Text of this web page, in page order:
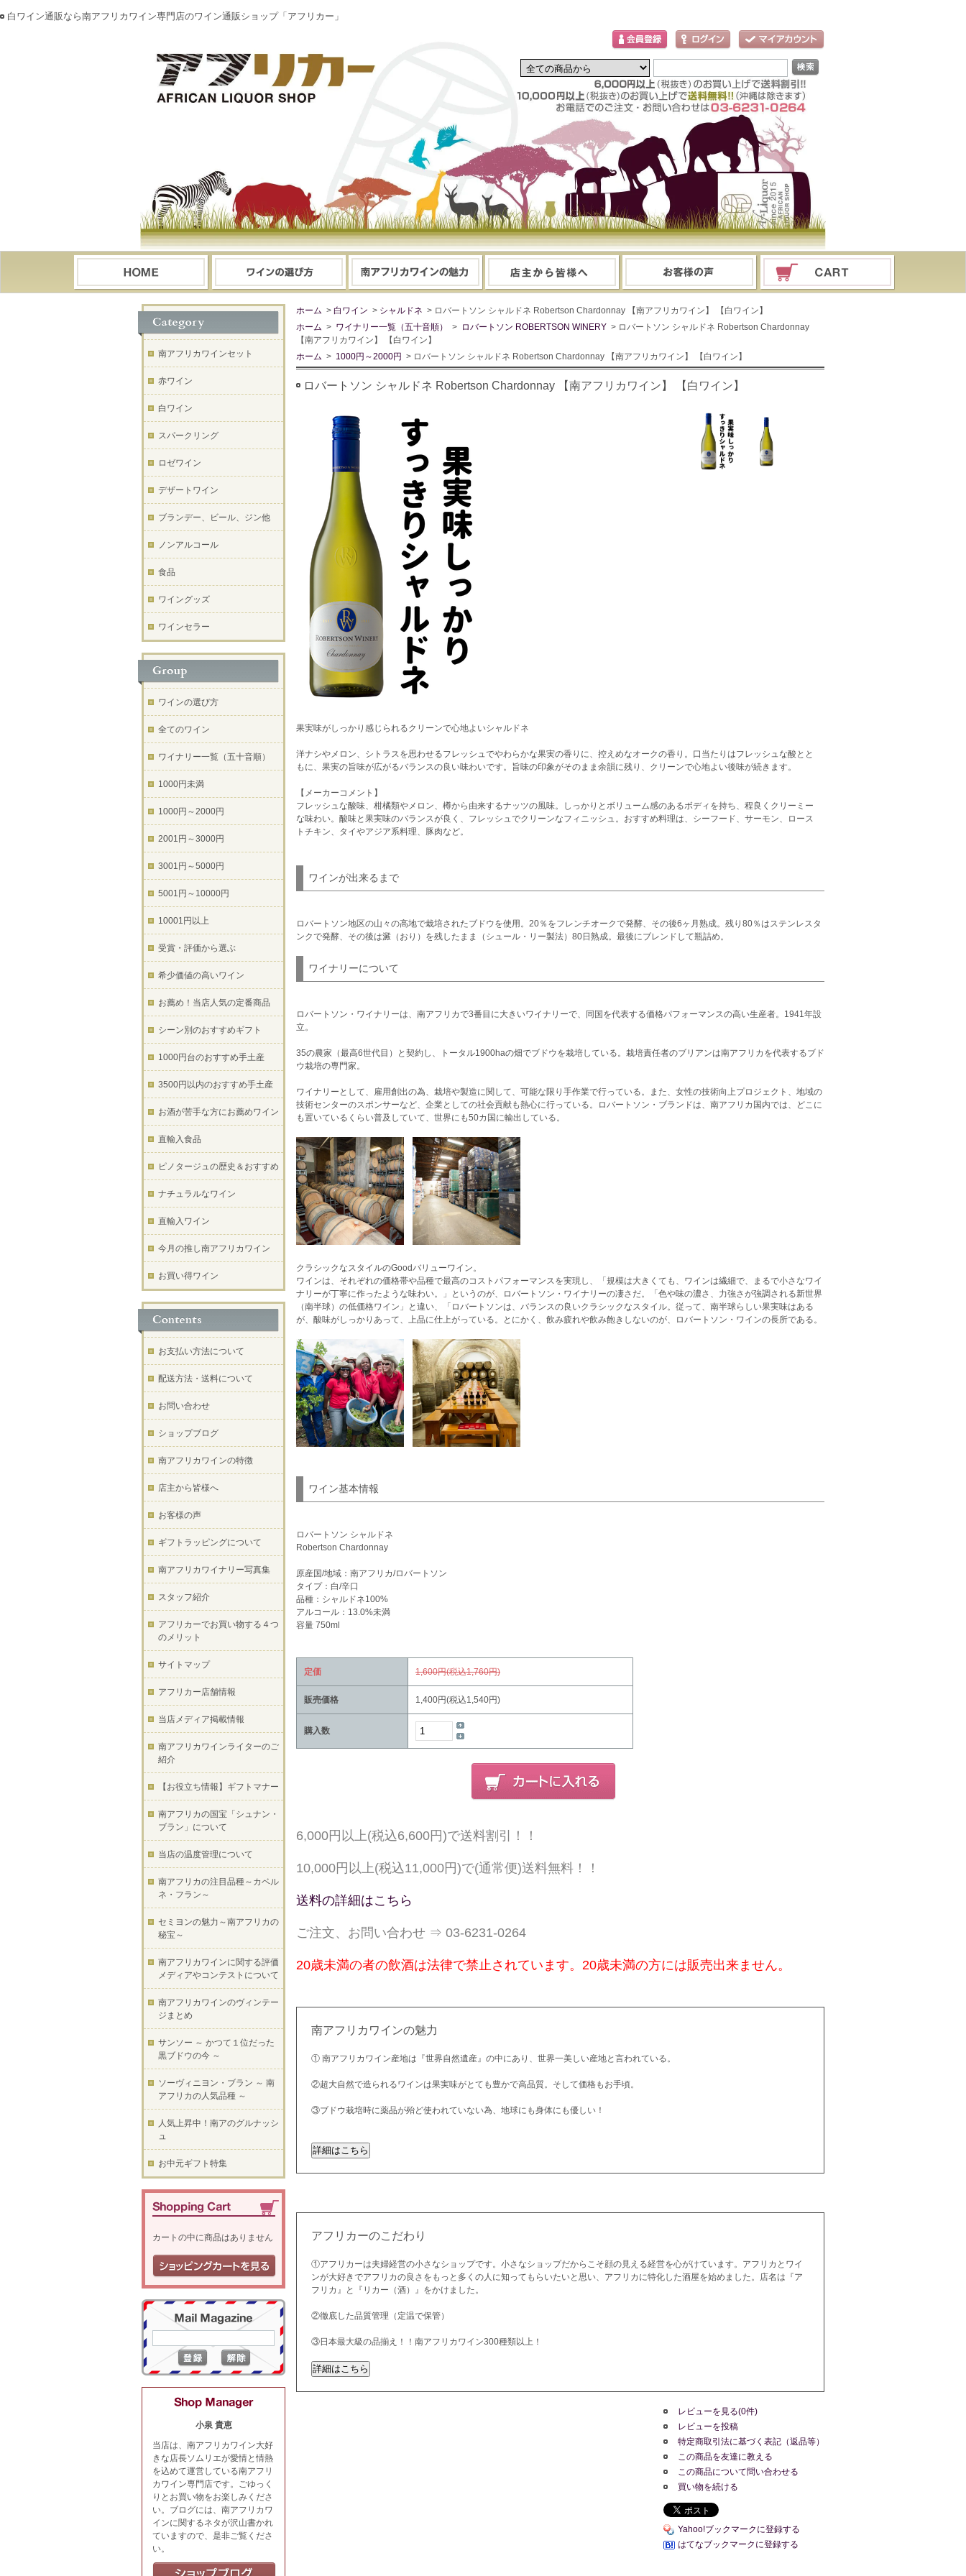
白ワイン通販なら南アフリカワイン専門店のワイン通販ショップ「アフリカー」
ホーム > 白ワイン > シャルドネ > ロバートソン シャルドネ Robertson Chardonnay 【南アフリカワイン】 【白ワイン】
ホーム > ワイナリー一覧（五十音順） > ロバートソン ROBERTSON WINERY > ロバートソン シャルドネ Robertson Chardonnay
【南アフリカワイン】 【白ワイン】
ホーム > 1000円～2000円 > ロバートソン シャルドネ Robertson Chardonnay 【南アフリカワイン】 【白ワイン】
ロバートソン シャルドネ Robertson Chardonnay 【南アフリカワイン】 【白ワイン】
果実味がしっかり感じられるクリーンで心地よいシャルドネ
洋ナシやメロン、シトラスを思わせるフレッシュでやわらかな果実の香りに、控えめなオークの香り。口当たりはフレッシュな酸とと
もに、果実の旨味が広がるバランスの良い味わいです。旨味の印象がそのまま余韻に残り、クリーンで心地よい後味が続きます。
【メーカーコメント】
フレッシュな酸味、柑橘類やメロン、樽から由来するナッツの風味。しっかりとボリューム感のあるボディを持ち、程良くクリーミー
な味わい。酸味と果実味のバランスが良く、フレッシュでクリーンなフィニッシュ。おすすめ料理は、シーフード、サーモン、ロース
トチキン、タイやアジア系料理、豚肉など。
ワインが出来るまで
ロバートソン地区の山々の高地で栽培されたブドウを使用。20％をフレンチオークで発酵、その後6ヶ月熟成。残り80％はステンレスタ
ンクで発酵、その後は澱（おり）を残したまま（シュール・リー製法）80日熟成。最後にブレンドして瓶詰め。
ワイナリーについて
ロバートソン・ワイナリーは、南アフリカで3番目に大きいワイナリーで、同国を代表する価格パフォーマンスの高い生産者。1941年設
立。
35の農家（最高6世代目）と契約し、トータル1900haの畑でブドウを栽培している。栽培責任者のブリアンは南アフリカを代表するブド
ウ栽培の専門家。
ワイナリーとして、雇用創出の為、栽培や製造に関して、可能な限り手作業で行っている。また、女性の技術向上プロジェクト、地域の
技術センターのスポンサーなど、企業としての社会貢献も熱心に行っている。ロバートソン・ブランドは、南アフリカ国内では、どこに
も置いているくらい普及していて、世界にも50カ国に輸出している。
クラシックなスタイルのGoodバリューワイン。
ワインは、それぞれの価格帯や品種で最高のコストパフォーマンスを実現し、「規模は大きくても、ワインは繊細で、まるで小さなワイ
ナリーが丁寧に作ったような味わい。」というのが、ロバートソン・ワイナリーの凄さだ。「色や味の濃さ、力強さが強調される新世界
（南半球）の低価格ワイン」と違い、「ロバートソンは、バランスの良いクラシックなスタイル。従って、南半球らしい果実味はある
が、酸味がしっかりあって、上品に仕上がっている。とにかく、飲み疲れや飲み飽きしないのが、ロバートソン・ワインの長所である。
ワイン基本情報
ロバートソン シャルドネ
Robertson Chardonnay
原産国/地域：南アフリカ/ロバートソン
タイプ：白/辛口
品種：シャルドネ100%
アルコール：13.0%未満
容量 750ml
定価 1,600円(税込1,760円)
販売価格 1,400円(税込1,540円)
購入数
6,000円以上(税込6,600円)で送料割引！！
10,000円以上(税込11,000円)で(通常便)送料無料！！
送料の詳細はこちら
ご注文、お問い合わせ ⇒ 03-6231-0264
20歳未満の者の飲酒は法律で禁止されています。20歳未満の方には販売出来ません。
南アフリカワインの魅力
① 南アフリカワイン産地は『世界自然遺産』の中にあり、世界一美しい産地と言われている。
②超大自然で造られるワインは果実味がとても豊かで高品質。そして価格もお手頃。
③ブドウ栽培時に薬品が殆ど使われていない為、地球にも身体にも優しい！
アフリカーのこだわり
①アフリカーは夫婦経営の小さなショップです。小さなショップだからこそ顔の見える経営を心がけています。アフリカとワイ
ンが大好きでアフリカの良さをもっと多くの人に知ってもらいたいと思い、アフリカに特化した酒屋を始めました。店名は『ア
フリカ』と『リカー（酒）』をかけました。
②徹底した品質管理（定温で保管）
③日本最大級の品揃え！！南アフリカワイン300種類以上！
レビューを見る(0件)
レビューを投稿
特定商取引法に基づく表記（返品等）
この商品を友達に教える
この商品について問い合わせる
買い物を続ける
Yahoo!ブックマークに登録する
はてなブックマークに登録する
南アフリカワインセット
赤ワイン
白ワイン
スパークリング
ロゼワイン
デザートワイン
ブランデー、ビール、ジン他
ノンアルコール
食品
ワイングッズ
ワインセラー
ワインの選び方
全てのワイン
ワイナリー一覧（五十音順）
1000円未満
1000円～2000円
2001円～3000円
3001円～5000円
5001円～10000円
10001円以上
受賞・評価から選ぶ
希少価値の高いワイン
お薦め！当店人気の定番商品
シーン別のおすすめギフト
1000円台のおすすめ手土産
3500円以内のおすすめ手土産
お酒が苦手な方にお薦めワイン
直輸入食品
ピノタージュの歴史＆おすすめ
ナチュラルなワイン
直輸入ワイン
今月の推し南アフリカワイン
お買い得ワイン
お支払い方法について
配送方法・送料について
お問い合わせ
ショップブログ
南アフリカワインの特徴
店主から皆様へ
お客様の声
ギフトラッピングについて
南アフリカワイナリー写真集
スタッフ紹介
アフリカーでお買い物する４つ
のメリット
サイトマップ
アフリカー店舗情報
当店メディア掲載情報
南アフリカワインライターのご
紹介
【お役立ち情報】ギフトマナー
南アフリカの国宝「シュナン・
ブラン」について
当店の温度管理について
南アフリカの注目品種～カベル
ネ・フラン～
セミヨンの魅力～南アフリカの
秘宝～
南アフリカワインに関する評価
メディアやコンテストについて
南アフリカワインのヴィンテー
ジまとめ
サンソー ～ かつて１位だった
黒ブドウの今 ～
ソーヴィニヨン・ブラン ～ 南
アフリカの人気品種 ～
人気上昇中！南アのグルナッシ
ュ
お中元ギフト特集
カートの中に商品はありません
小泉 貴恵
当店は、南アフリカワイン大好
きな店長ソムリエが愛情と情熱
を込めて運営している南アフリ
カワイン専門店です。ごゆっく
りとお買い物をお楽しみくださ
い。ブログには、南アフリカワ
インに関するネタが沢山書かれ
ていますので、是非ご覧くださ
い。